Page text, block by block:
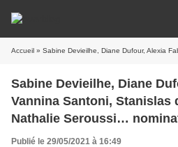
Accueil » Sabine Devieilhe, Diane Dufour, Alexia Fabre, Vannina Santoni, Stanislas de Barbeyrac,
Sabine Devieilhe, Diane
Vannina Santoni, Stanislas
Nathalie Seroussi…
dans l’ordre des arts et
Publié le 29/05/2021 à 16:49